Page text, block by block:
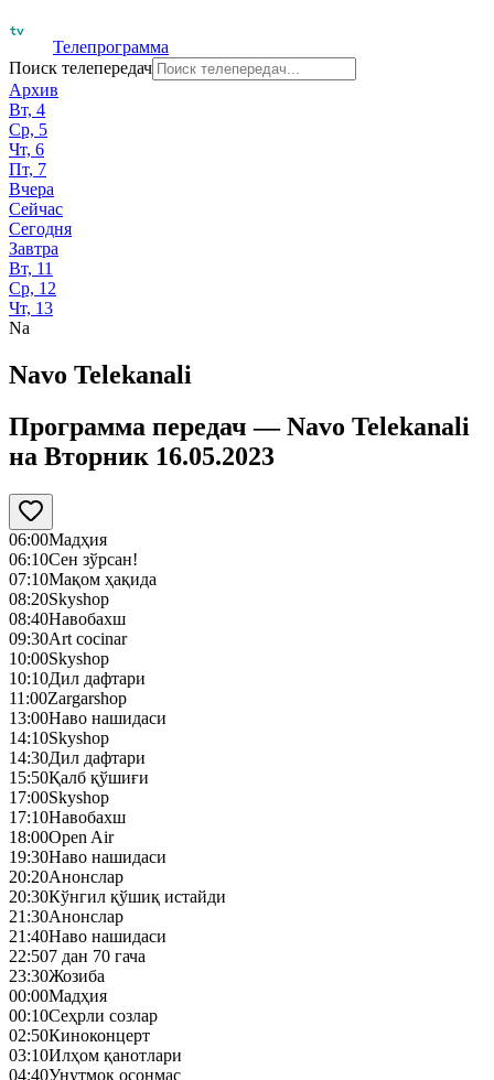
Телепрограмма
Поиск телепередач
Архив
Вт, 4
Ср, 5
Чт, 6
Пт, 7
Вчера
Сейчас
Сегодня
Завтра
Вт, 11
Ср, 12
Чт, 13
Na
Navo Telekanali
Программа передач —Navo Telekanali
на Вторник 16.05.2023
06:00Мадҳия
06:10Сен зўрсан!
07:10Мақом ҳақида
08:20Skyshop
08:40Навобахш
09:30Art cocinar
10:00Skyshop
10:10Дил дафтари
11:00Zargarshop
13:00Наво нашидаси
14:10Skyshop
14:30Дил дафтари
15:50Қалб қўшиғи
17:00Skyshop
17:10Навобахш
18:00Open Air
19:30Наво нашидаси
20:20Анонслар
20:30Кўнгил қўшиқ истайди
21:30Анонслар
21:40Наво нашидаси
22:507 дан 70 гача
23:30Жозиба
00:00Мадҳия
00:10Сеҳрли созлар
02:50Киноконцерт
03:10Илҳом қанотлари
04:40Унутмоқ осонмас